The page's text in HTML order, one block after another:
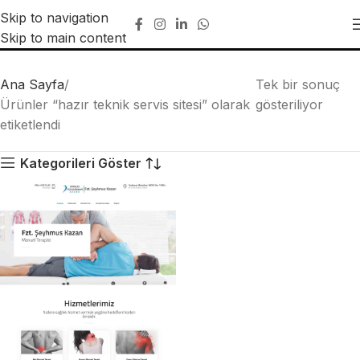
Skip to navigation
Skip to main content
hazır teknik servis sitesi
Ana Sayfa
Ürünler “hazır teknik servis sitesi” olarak
etiketlendi
Tek bir sonuç
gösteriliyor
Kategorileri Göster